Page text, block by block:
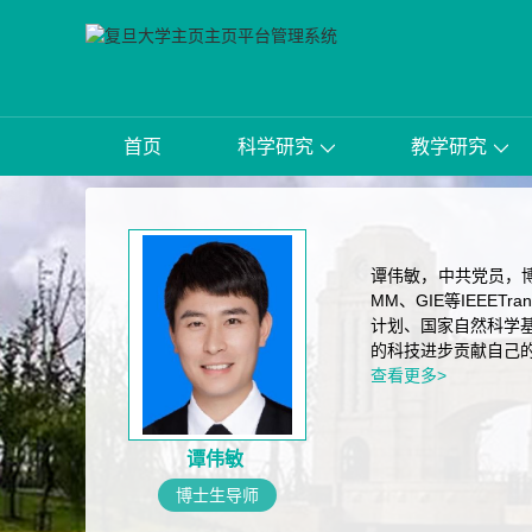
首页 科学研究 教学研究
谭伟敏
博士生导师
谭伟敏，中共党员，
MM、GIE等
计划、国家自然科学
的科技进步贡献自己
查看更多>